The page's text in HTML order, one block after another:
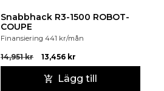
Snabbhack R3-1500 ROBOT-
COUPE
Finansiering 441 kr/mån
14,951kr 13,456 kr
Lägg till